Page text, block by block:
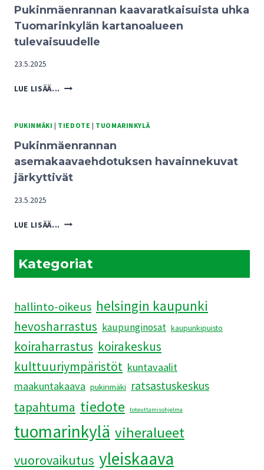
Pukinmäenrannan kaavaratkaisuista uhka
Tuomarinkylän kartanoalueen
tulevaisuudelle
23.5.2025
LUE LISÄÄ... PUKINMÄENRANNAN
TUOMARINKYLÄN
TULEVAISUUDELLE
PUKINMÄKI | TIEDOTE | TUOMARINKYLÄ
Pukinmäenrannan
asemakaavaehdotuksen havainnekuvat
järkyttivät
23.5.2025
LUE LISÄÄ... PUKINMÄENRANNAN
JÄRKYTTIVÄT
Kategoriat
hallinto-oikeus helsingin kaupunki
hevosharrastus kaupunginosat kaupunkipuisto
koiraharrastus koirakeskus
kulttuuriympäristöt kuntavaalit
maakuntakaava pukinmäki ratsastuskeskus
tapahtuma tiedote toteuttamisohjelma
tuomarinkylä viheralueet
vuorovaikutus yleiskaava